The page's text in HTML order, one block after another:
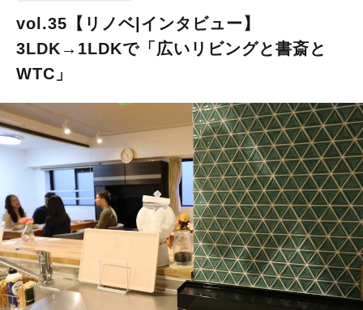
vol.35【リノベ|インタビュー】
3LDK→1LDKで「広いリビングと書斎と
WTC」